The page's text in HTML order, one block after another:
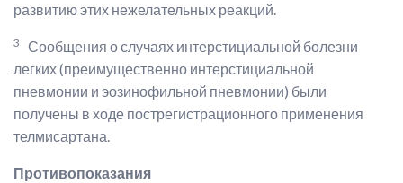
развитию этих нежелательных реакций.
3
Сообщения о случаях интерстициальной болезни
легких (преимущественно интерстициальной
пневмонии и эозинофильной пневмонии) были
получены в ходе пострегистрационного применения
телмисартана.
Противопоказания